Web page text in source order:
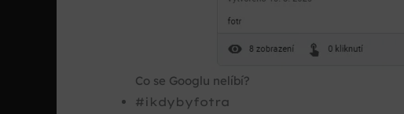
Co se Googlu nelíbí?
#ikdybyfotra